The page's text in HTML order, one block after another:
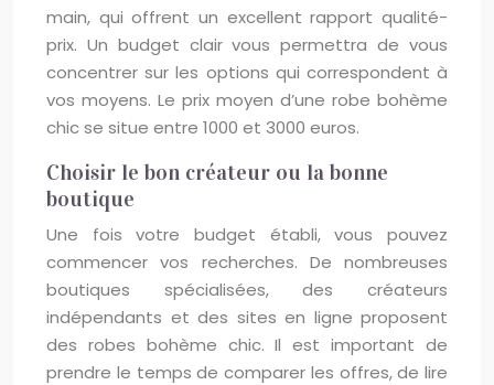
main, qui offrent un excellent rapport qualité-
prix. Un budget clair vous permettra de vous
concentrer sur les options qui correspondent à
vos moyens. Le prix moyen d’une robe bohème
chic se situe entre 1000 et 3000 euros.
Choisir le bon créateur ou la bonne
boutique
Une fois votre budget établi, vous pouvez
commencer vos recherches. De nombreuses
boutiques spécialisées, des créateurs
indépendants et des sites en ligne proposent
des robes bohème chic. Il est important de
prendre le temps de comparer les offres, de lire